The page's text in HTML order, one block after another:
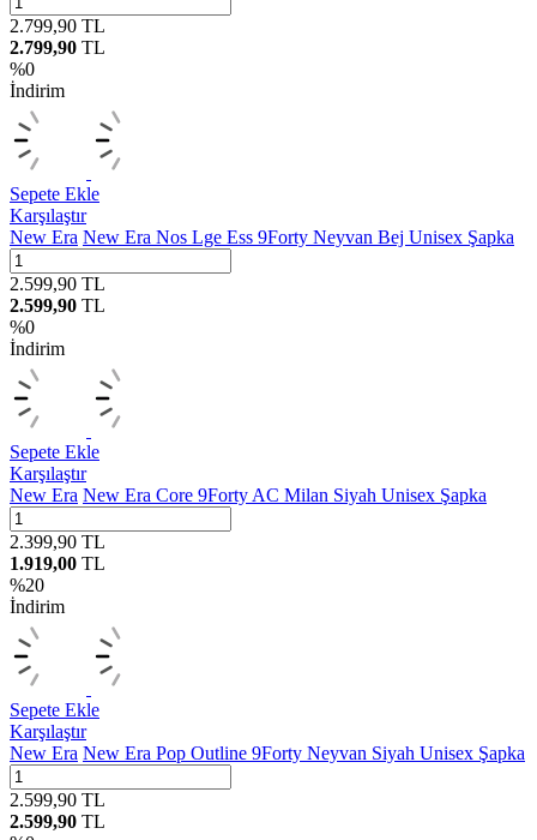
2.799,90 TL
2.799,90 TL
%0
İndirim
Sepete Ekle
Karşılaştır
New Era New Era Nos Lge Ess 9Forty Neyvan Bej Unisex Şapka
2.599,90 TL
2.599,90 TL
%0
İndirim
Sepete Ekle
Karşılaştır
New Era New Era Core 9Forty AC Milan Siyah Unisex Şapka
2.399,90 TL
1.919,00 TL
%20
İndirim
Sepete Ekle
Karşılaştır
New Era New Era Pop Outline 9Forty Neyvan Siyah Unisex Şapka
2.599,90 TL
2.599,90 TL